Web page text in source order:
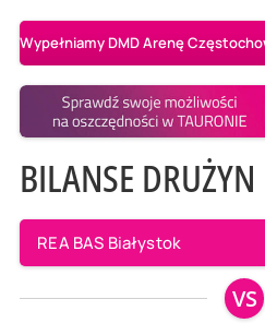
Wypełniamy DMD Arenę
BILANSE DRUŻYN
REA BAS Białystok
VS